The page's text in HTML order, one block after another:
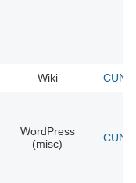
Wiki
WordPress
(misc)